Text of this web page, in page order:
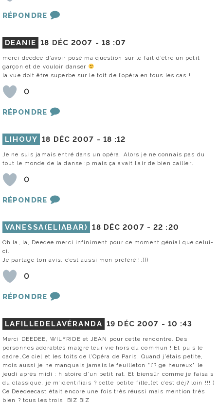
RÉPONDRE
DEANIE 18 DÉC 2007 - 18 :07
merci deedee d’avoir posé ma question sur le fait d’être un petit
garçon et de vouloir danser
la vue doit être superbe sur le toit de l’opéra en tous les cas !
0
RÉPONDRE
LIHOUY 18 DÉC 2007 - 18 :12
Je ne suis jamais entré dans un opéra. Alors je ne connais pas du
tout le monde de la danse :p mais ça avait l’air de bien cailler…
0
RÉPONDRE
VANESSA(ELIABAR) 18 DÉC 2007 -22 :20
Oh la, la, Deedee merci infiniment pour ce moment génial que celui-
ci.
Je partage ton avis, c’est aussi mon préféré!!;)))
0
RÉPONDRE
LAFILLEDELAVÉRANDA 19 DÉC 2007 - 10 :43
Merci DEEDEE, WILFRIDE et JEAN pour cette rencontre. Des
personnes adorables malgré leur vie hors du commun ! Et puis le
cadre…Ce ciel et les toits de l’Opéra de Paris. Quand j’étais petite,
mois aussi je ne manquais jamais le feuilleton "l’? ge heureux" le
jeudi après midi : histoire d’un petit rat. Et biensûr comme je faisais
du classique, je m’identifiais ? cette petite fille…(et c’est déj? loin !!! )
Ce Deedeecast était encore une fois très réussi mais mention très
bien ? tous les trois. BIZ BIZ